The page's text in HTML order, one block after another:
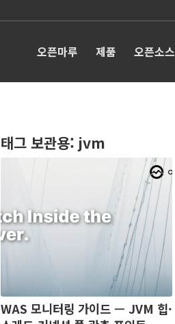
오픈마루 제품 오픈소스
태그 보관용: jvm
WAS 모니터링 가이드 — JVM 힙·